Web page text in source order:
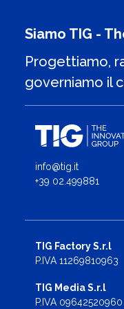
Siamo TIG -
Progettiamo,
governiamo il
info@tig.it
+39 02.499881
TIG Factory S.r.l
P.IVA 11269810963
TIG Media S.r.l
P.IVA 09642520960